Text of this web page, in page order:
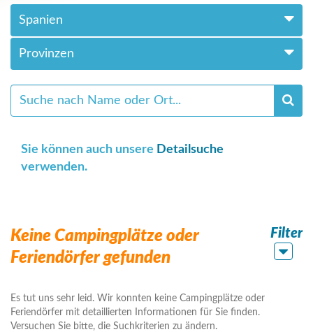
Spanien
Provinzen
Sie können auch unsere Detailsuche
verwenden.
Keine Campingplätze oder
Feriendörfer gefunden
Filter
Es tut uns sehr leid. Wir konnten keine Campingplätze oder
Feriendörfer mit detaillierten Informationen für Sie finden.
Versuchen Sie bitte, die Suchkriterien zu ändern.